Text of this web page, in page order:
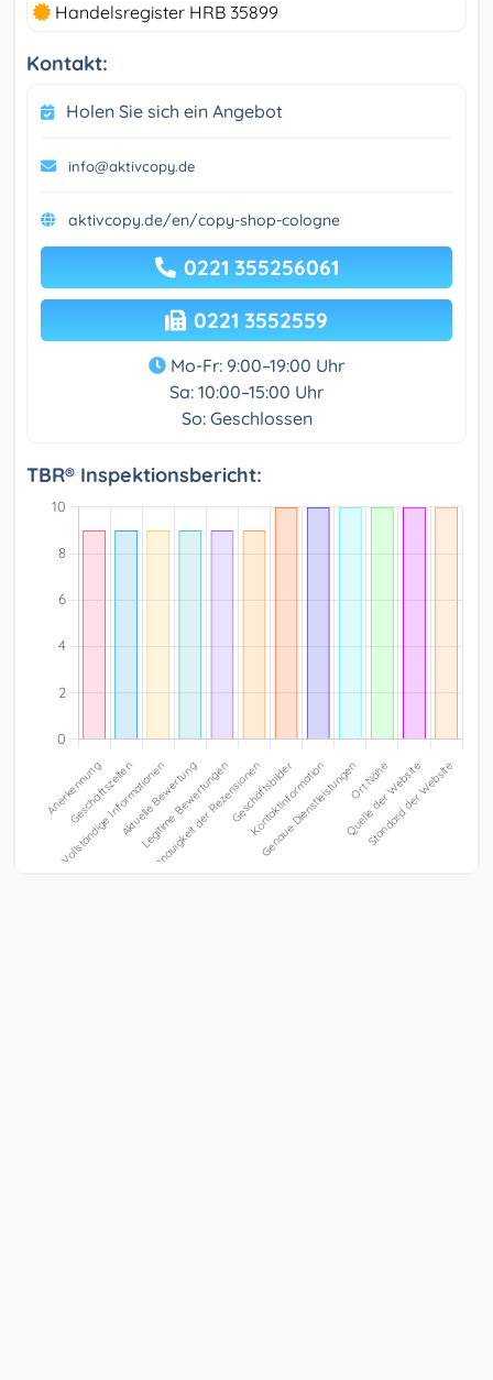
Handelsregister HRB 35899
Kontakt:
Holen Sie sich ein Angebot
info@aktivcopy.de
aktivcopy.de/en/copy-shop-cologne
0221 355256061
0221 3552559
Mo-Fr: 9:00–19:00 Uhr
Sa: 10:00–15:00 Uhr
So: Geschlossen
TBR® Inspektionsbericht: